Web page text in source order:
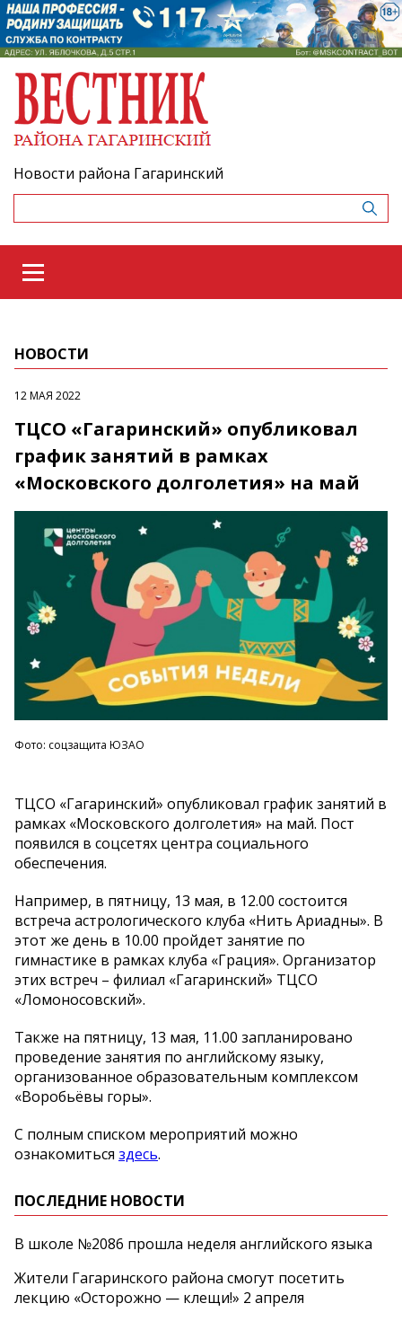
Новости района Гагаринский
НОВОСТИ
12 МАЯ 2022
ТЦСО «Гагаринский» опубликовал
график занятий в рамках
«Московского долголетия» на май
Фото: соцзащита ЮЗАО
ТЦСО «Гагаринский» опубликовал график занятий в
рамках «Московского долголетия» на май. Пост
появился в соцсетях центра социального
обеспечения.
Например, в пятницу, 13 мая, в 12.00 состоится
встреча астрологического клуба «Нить Ариадны». В
этот же день в 10.00 пройдет занятие по
гимнастике в рамках клуба «Грация». Организатор
этих встреч – филиал «Гагаринский» ТЦСО
«Ломоносовский».
Также на пятницу, 13 мая, 11.00 запланировано
проведение занятия по английскому языку,
организованное образовательным комплексом
«Воробьёвы горы».
С полным списком мероприятий можно
ознакомиться здесь.
ПОСЛЕДНИЕ НОВОСТИ
В школе №2086 прошла неделя английского языка
Жители Гагаринского района смогут посетить
лекцию «Осторожно — клещи!» 2 апреля